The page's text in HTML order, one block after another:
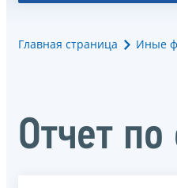
Главная страница Иные
Отчет